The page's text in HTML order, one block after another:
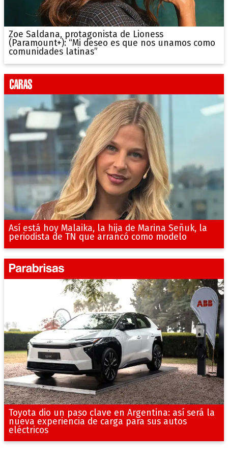
Zoe Saldana, protagonista de Lioness
(Paramount+): “Mi deseo es que nos unamos como
comunidades latinas”
Así está hoy Malaika, la hija de Marina Señuk, la
periodista de TN que arrancó como modelo
Toyota dio un paso clave en Argentina: así será la
nueva experiencia de carga para sus autos
eléctricos